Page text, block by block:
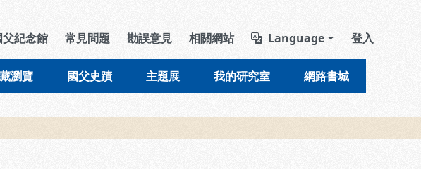
導覽列區塊
紀念館 常見問題 勘誤意見 相關網站 Language 登入
瀏覽 國父史蹟 主題展 我的研究室 網路書城